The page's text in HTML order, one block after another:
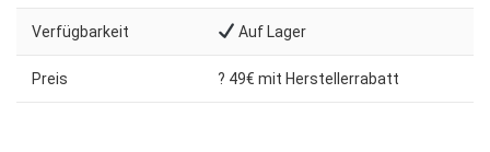
Verfügbarkeit Auf Lager
Preis ? 49€ mit Herstellerrabatt